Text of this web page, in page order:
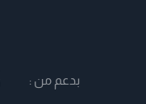
بدعم من :